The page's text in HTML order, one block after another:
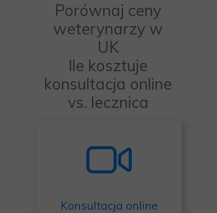
Porównaj ceny
weterynarzy w
UK
Ile kosztuje
konsultacja online
vs. lecznica
Konsultacja online